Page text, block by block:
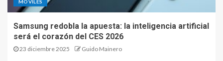
MÓVILES
Samsung redobla la apuesta: la inteligencia artificial
será el corazón del CES 2026
23 diciembre 2025 Guido Mainero